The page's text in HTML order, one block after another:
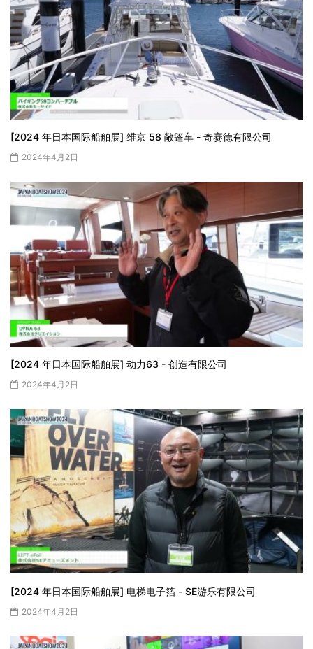
[2024 年日本国际船舶展] 维京 58 敞篷车 - 奇赛德有限公司
2024年4月2日
[2024 年日本国际船舶展] 动力63 - 创造有限公司
2024年4月2日
[2024 年日本国际船舶展] 电梯电子箔 - SE游乐有限公司
2024年4月2日